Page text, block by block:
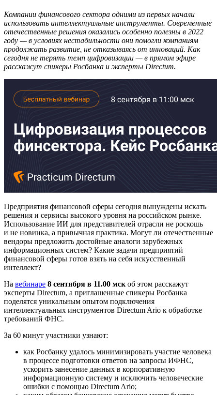
Компании финансового сектора одними из первых начали
использовать интеллектуальные инструменты. Современные
отечественные решения оказались особенно полезны в 2022
году — в условиях нестабильности они помогли компаниям
продолжать развитие, не отказываясь от инноваций. Как
сегодня не терять темп цифровизации — в прямом эфире
расскажут спикеры Росбанка и эксперты Directum.
Предприятия финансовой сферы сегодня вынуждены искать
решения и сервисы высокого уровня на российском рынке.
Использование ИИ для представителей отрасли не роскошь
и не новинка, а привычная практика. Могут ли отечественные
вендоры предложить достойные аналоги зарубежных
информационных систем? Какие задачи предприятий
финансовой сферы готов взять на себя искусственный
интеллект?
На вебинаре 8 сентября в 11.00 мск об этом расскажут
эксперты Directum, а приглашенные спикеры Росбанка
поделятся уникальным опытом подключения
интеллектуальных инструментов Directum Ario к обработке
требований ФНС.
За 60 минут участники узнают:
как Росбанку удалось минимизировать участие человека
в процессе подготовки ответов на запросы ИФНС,
ускорить занесение данных в корпоративную
информационную систему и исключить человеческие
ошибки с помощью Directum Ario;